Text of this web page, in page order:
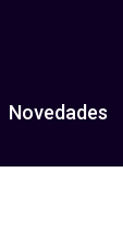
Novedades